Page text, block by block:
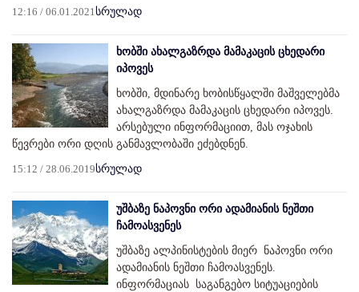
12:16 / 06.01.2021სრულად
ხობში ახალგაზრდა მამაკაცის ცხედარი
იპოვეს
ხობში, მდინარე ხობისწყალში მაშველებმა
ახალგაზრდა მამაკაცის ცხედარი იპოვეს.
არსებული ინფორმაციით, მას ოჯახის
წევრები ორი დღის განმავლობაში ეძებდნენ.
15:12 / 28.06.2019სრულად
უშბაზე ნაპოვნი ორი ადამიანის ნეშთი
ჩამოასვენეს
უშბაზე ალპინისტების მიერ ნაპოვნი ორი
ადამიანის ნეშთი ჩამოასვენეს.
ინფორმაციას საგანგებო სიტუაციების